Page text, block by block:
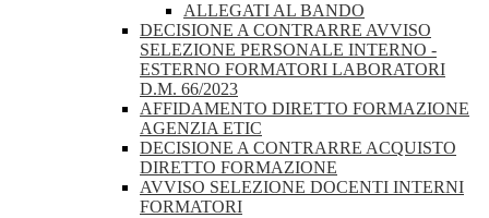
ALLEGATI AL BANDO
DECISIONE A CONTRARRE AVVISO
SELEZIONE PERSONALE INTERNO -
ESTERNO FORMATORI LABORATORI
D.M. 66/2023
AFFIDAMENTO DIRETTO FORMAZIONE
AGENZIA ETIC
DECISIONE A CONTRARRE ACQUISTO
DIRETTO FORMAZIONE
AVVISO SELEZIONE DOCENTI INTERNI
FORMATORI